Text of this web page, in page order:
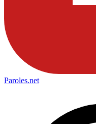
Paroles.net